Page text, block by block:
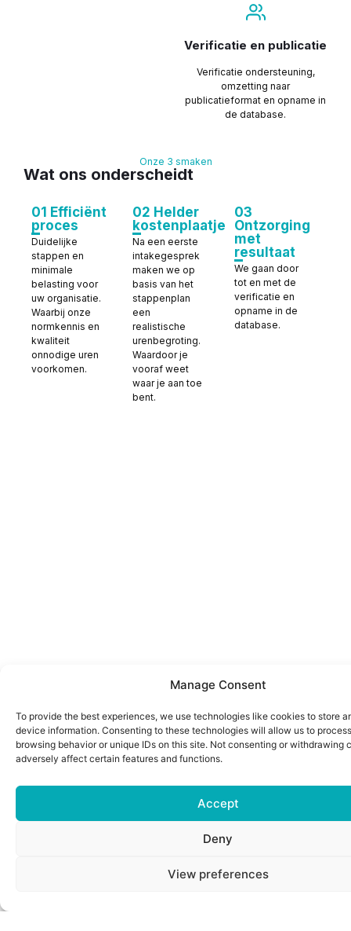
Manage Consent
To provide the best experiences, we use technologies like cookies to store
device information. Consenting to these technologies will allow us to
browsing behavior or unique IDs on this site. Not consenting or withdrawing
adversely affect certain features and functions.
Accept
Deny
View preferences
Verificatie en publicatie
Verificatie ondersteuning,
omzetting naar
publicatieformat en opname in
de database.
Onze 3 smaken
Wat ons onderscheidt
01 Efficiënt
proces
Duidelijke
stappen en
minimale
belasting voor
uw organisatie.
Waarbij onze
normkennis en
kwaliteit
onnodige uren
voorkomen.
02 Helder
kostenplaatje
Na een eerste
intakegesprek
maken we op
basis van het
stappenplan
een
realistische
urenbegroting.
Waardoor je
vooraf weet
waar je aan toe
bent.
03
Ontzorging
met
resultaat
We gaan door
tot en met de
verificatie en
opname in de
database.